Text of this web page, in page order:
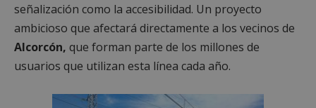
señalización como la accesibilidad. Un proyecto
ambicioso que afectará directamente a los vecinos de
Alcorcón, que forman parte de los millones de
usuarios que utilizan esta línea cada año.